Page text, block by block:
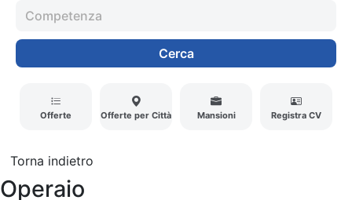
Cerca
Offerte Offerte per Città Mansioni Registra CV
Torna indietro
Operaio